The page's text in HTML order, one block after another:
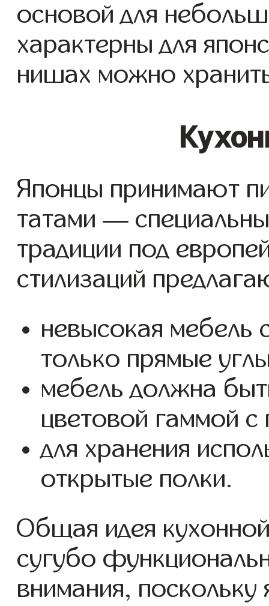
основой для
характерны для
нишах можно
Японцы принимают
татами —
традиции под
стилизаций
невысокая мебель
только прямые
мебель должна
цветовой гаммой с
для хранения
открытые полки.
Общая идея
сугубо
внимания, поскольку